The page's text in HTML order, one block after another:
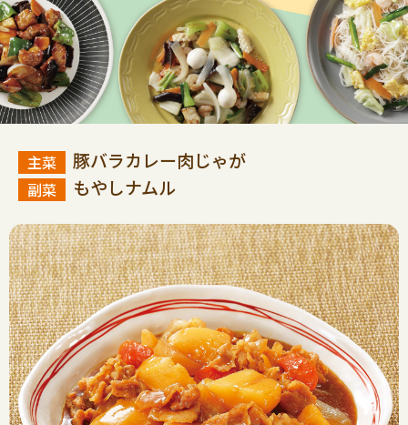
豚バラカレー肉じゃが
もやしナムル